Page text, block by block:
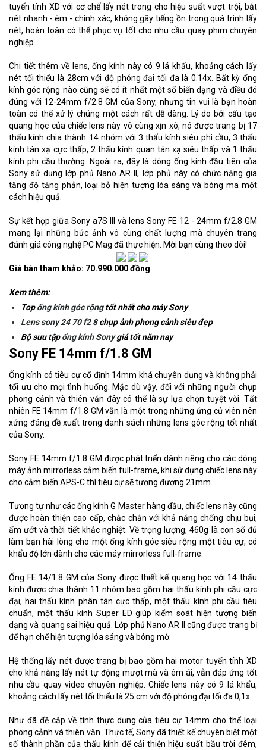
tuyến tính XD với cơ chế lấy nét trong cho hiệu suất vượt trội, bắt
nét nhanh - êm - chính xác, không gây tiếng ồn trong quá trình lấy
nét, hoàn toàn có thể phục vụ tốt cho nhu cầu quay phim chuyên
nghiệp.
Chi tiết thêm về lens, ống kính này có 9 lá khẩu, khoảng cách lấy
nét tối thiểu là 28cm với độ phóng đại tối đa là 0.14x. Bất kỳ ống
kính góc rộng nào cũng sẽ có ít nhất một số biến dạng và điều đó
đúng với 12-24mm f/2.8 GM của Sony, nhưng tin vui là bạn hoàn
toàn có thể xử lý chúng một cách rất dễ dàng. Lý do bởi cấu tạo
quang học của chiếc lens này vô cùng xịn xò, nó được trang bị 17
thấu kính chia thành 14 nhóm với 3 thấu kính siêu phi cầu, 3 thấu
kính tán xạ cực thấp, 2 thấu kính quan tán xạ siêu thấp và 1 thấu
kính phi cầu thường. Ngoài ra, đây là dòng ống kính đầu tiên của
Sony sử dụng lớp phủ Nano AR II, lớp phủ này có chức năng gia
tăng độ tăng phản, loại bỏ hiện tượng lóa sáng và bóng ma một
cách hiệu quả.
Sự kết hợp giữa Sony a7S III và lens Sony FE 12 - 24mm f/2.8 GM
mang lại những bức ảnh vô cùng chất lượng mà chuyên trang
đánh giá công nghệ PC Mag đã thực hiện. Mời bạn cùng theo dõi!
Giá bán tham khảo: 70.990.000 đồng
Xem thêm:
Topống kính góc rộngtốt nhất cho máy Sony
Lens sony 24 70 f2 8 chụp ảnh phong cảnh siêu đẹp
Bộ sưu tậpống kính Sonygiá tốt năm nay
Sony FE 14mm f/1.8 GM
Ống kính có tiêu cự cố định 14mm khá chuyên dụng và không phải
tối ưu cho mọi tình huống. Mặc dù vậy, đối với những người chụp
phong cảnh và thiên văn đây có thể là sự lựa chọn tuyệt vời. Tất
nhiên FE 14mm f/1.8 GM vẫn là một trong những ứng cử viên nên
xứng đáng đề xuất trong danh sách những lens góc rộng tốt nhất
của Sony.
Sony FE 14mm f/1.8 GM được phát triển dành riêng cho các dòng
máy ảnh mirrorless cảm biến full-frame, khi sử dụng chiếc lens này
cho cảm biến APS-C thì tiêu cự sẽ tương đương 21mm.
Tương tự như các ống kính G Master hàng đầu, chiếc lens này cũng
được hoàn thiện cao cấp, chắc chắn với khả năng chống chịu bụi,
ẩm ướt và thời tiết khắc nghiệt. Về trọng lượng, 460g là con số đủ
làm bạn hài lòng cho một ống kính góc siêu rộng một tiêu cự, có
khẩu độ lớn dành cho các máy mirrorless full-frame.
Ống FE 14/1.8 GM của Sony được thiết kế quang học với 14 thấu
kính được chia thành 11 nhóm bao gồm hai thấu kính phi cầu cực
đại, hai thấu kính phân tán cực thấp, một thấu kính phi cầu tiêu
chuẩn, một thấu kính Super ED giúp kiểm soát hiện tượng biến
dạng và quang sai hiệu quả. Lớp phủ Nano AR II cũng được trang bị
để hạn chế hiện tượng lóa sáng và bóng mờ.
Hệ thống lấy nét được trang bị bao gồm hai motor tuyến tính XD
cho khả năng lấy nét tự động mượt mà và êm ái, vẫn đáp ứng tốt
nhu cầu quay video chuyên nghiệp. Chiếc lens này có 9 lá khẩu,
khoảng cách lấy nét tối thiểu là 25 cm với độ phóng đại tối đa 0,1x.
Như đã đề cập về tính thực dụng của tiêu cự 14mm cho thể loại
phong cảnh và thiên văn. Thực tế, Sony đã thiết kế chuyên biệt một
số thành phần của thấu kính để cải thiện hiệu suất bầu trời đêm,